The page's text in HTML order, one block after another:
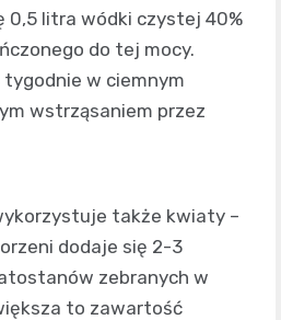
0,5 litra wódki czystej 40%
do tej mocy.
w ciemnym
wstrząsaniem przez
także kwiaty –
dodaje się 2-3
zebranych w
to zawartość